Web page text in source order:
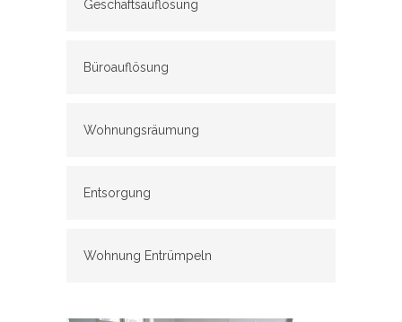
Geschäftsauflösung
Büroauflösung
Wohnungsräumung
Entsorgung
Wohnung Entrümpeln